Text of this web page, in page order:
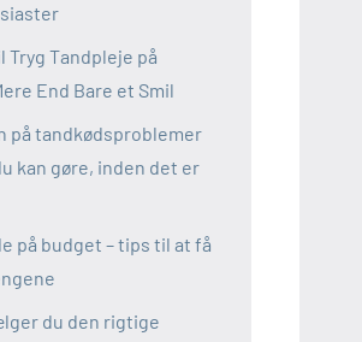
Tryg Tandpleje på
End Bare et Smil
på tandkødsproblemer
kan gøre, inden det er
på budget – tips til at få
du den rigtige